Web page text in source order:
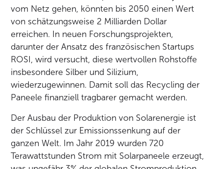
vom Netz gehen, könnten bis 2050 einen Wert
von schätzungsweise 2 Milliarden Dollar
erreichen. In neuen Forschungsprojekten,
darunter der Ansatz des französischen Startups
ROSI, wird versucht, diese wertvollen Rohstoffe
insbesondere Silber und Silizium,
wiederzugewinnen. Damit soll das Recycling der
Paneele finanziell tragbarer gemacht werden.
Der Ausbau der Produktion von Solarenergie ist
der Schlüssel zur Emissionssenkung auf der
ganzen Welt. Im Jahr 2019 wurden 720
Terawattstunden Strom mit Solarpaneele erzeugt,